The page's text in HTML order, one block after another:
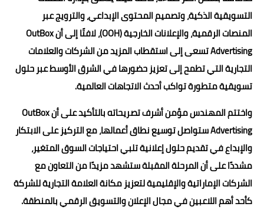
التسويقية الذكية، وتصميم المحتوى الإبداعي، والترويج عبر
المنصات الرقمية، والإعلانات الخارجية (OOH)، لافتًا إلى أن OutBox
Advertising تسعى إلى استقطاب المزيد من الشركات والعلامات
التجارية التي تطمح إلى تعزيز حضورها في الشرق الأوسط عبر حلول
تسويقية متطورة تواكب أحدث الاتجاهات العالمية.
واختتم المهندس مؤمن أشرف تصريحاته بالتأكيد على أن OutBox
Advertising ستواصل توسيع نطاق أعمالها، مع التركيز على الابتكار
والإبداع في تقديم حلول إعلانية تلبي احتياجات السوق المتغير،
مشددًا على أن المرحلة المقبلة ستشهد مزيدًا من التعاون مع
الشركات الإماراتية والإقليمية لتعزيز مكانة العلامة التجارية للشركة
كأحد أهم اللاعبين في مجال الإعلان والتسويق الرقمي بالمنطقة.